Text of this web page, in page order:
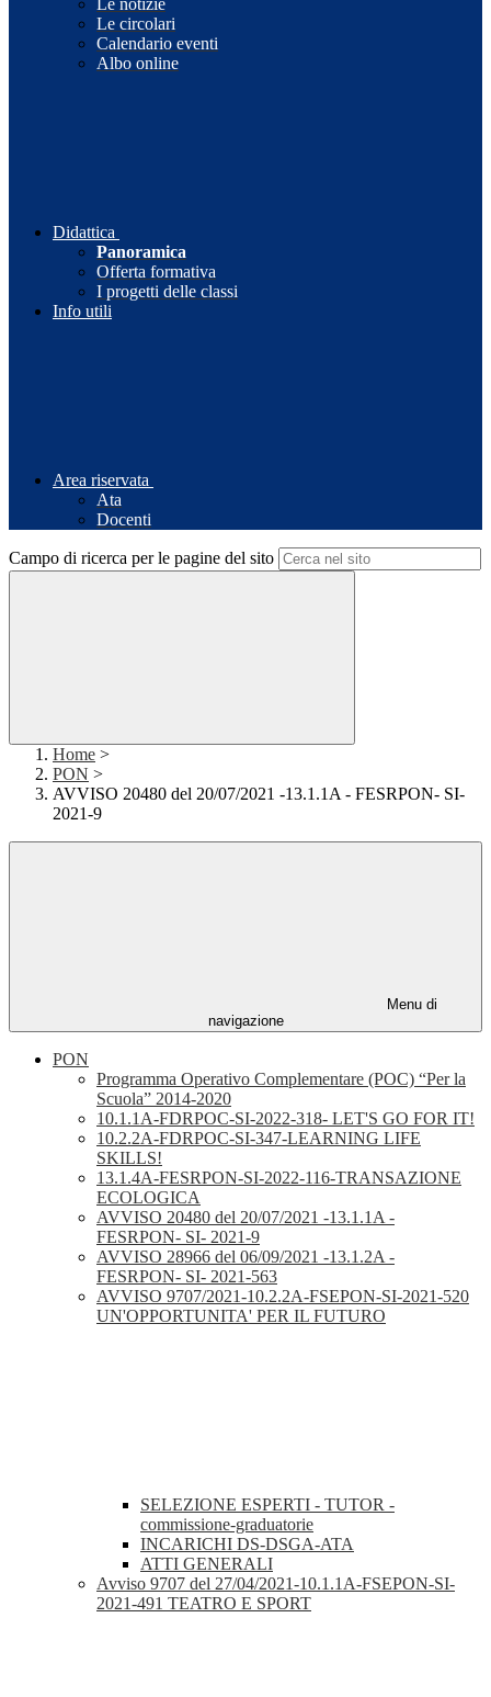
Le notizie
Le circolari
Calendario eventi
Albo online
Didattica
Panoramica
Offerta formativa
I progetti delle classi
Info utili
Area riservata
Ata
Docenti
Campo di ricerca per le pagine del sito
Home >
PON >
AVVISO 20480 del 20/07/2021 -13.1.1A - FESRPON- SI-
2021-9
Menu di
navigazione
PON
Programma Operativo Complementare (POC) “Per la
Scuola” 2014-2020
10.1.1A-FDRPOC-SI-2022-318- LET'S GO FOR IT!
10.2.2A-FDRPOC-SI-347-LEARNING LIFE
SKILLS!
13.1.4A-FESRPON-SI-2022-116-TRANSAZIONE
ECOLOGICA
AVVISO 20480 del 20/07/2021 -13.1.1A -
FESRPON- SI- 2021-9
AVVISO 28966 del 06/09/2021 -13.1.2A -
FESRPON- SI- 2021-563
AVVISO 9707/2021-10.2.2A-FSEPON-SI-2021-520
UN'OPPORTUNITA' PER IL FUTURO
SELEZIONE ESPERTI - TUTOR -
commissione-graduatorie
INCARICHI DS-DSGA-ATA
ATTI GENERALI
Avviso 9707 del 27/04/2021-10.1.1A-FSEPON-SI-
2021-491 TEATRO E SPORT